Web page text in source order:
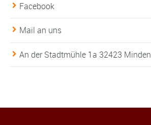
Facebook
Mail an uns
An der Stadtmühle 1a 32423 Minden